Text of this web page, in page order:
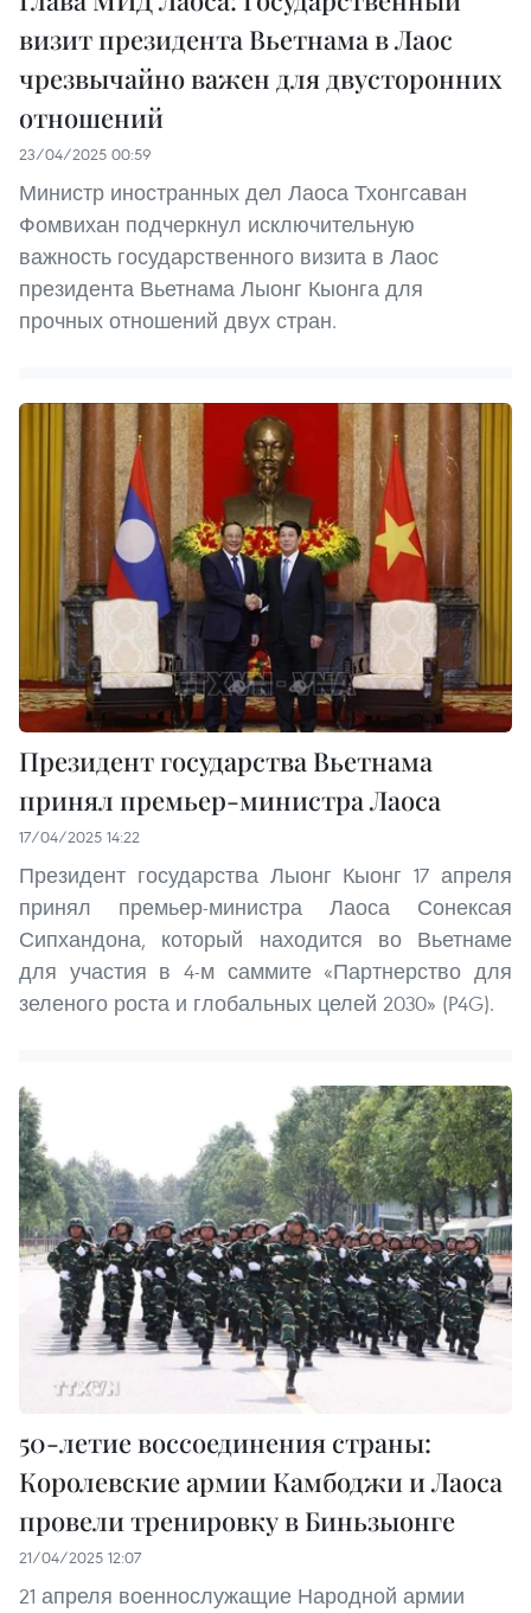
визит президента Вьетнама в Лаос
чрезвычайно важен для двусторонних
отношений
23/04/2025 00:59
Министр иностранных дел Лаоса Тхонгсаван
Фомвихан подчеркнул исключительную
важность государственного визита в Лаос
президента Вьетнама Лыонг Кыонга для
прочных отношений двух стран.
Президент государства Вьетнама
принял премьер-министра Лаоса
17/04/2025 14:22
Президент государства Лыонг Кыонг 17 апреля
принял премьер-министра Лаоса Сонексая
Сипхандона, который находится во Вьетнаме
для участия в 4-м саммите «Партнерство для
зеленого роста и глобальных целей 2030» (P4G).
50-летие воссоединения страны:
Королевские армии Камбоджи и Лаоса
провели тренировку в Биньзыонге
21/04/2025 12:07
21 апреля военнослужащие Народной армии